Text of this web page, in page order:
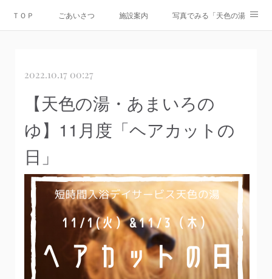
ＴＯＰ ごあいさつ 施設案内 写真でみる「天色の湯」
情報公開
2022.10.17 00:27
【天色の湯・あまいろの
ゆ】11月度「ヘアカットの
日」